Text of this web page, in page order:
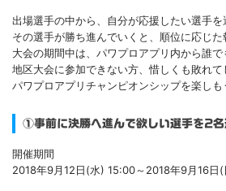
出場選手の中から、自分が応援したい選手を
その選手が勝ち進んでいくと、順位に応じ
大会の期間中は、パワプロアプリ内から誰で
地区大会に参加できない方、惜しくも敗れて
パワプロアプリチャンピオンシップを楽しも
①事前に決勝へ進んで欲しい選手を2名
開催期間
2018年9月12日(水) 15:00～2018年9月16日